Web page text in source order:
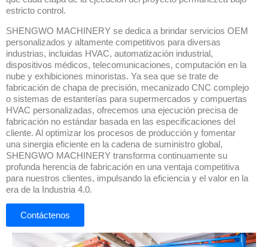
estricto control.
SHENGWO MACHINERY se dedica a brindar servicios OEM
personalizados y altamente competitivos para diversas
industrias, incluidas HVAC, automatización industrial,
dispositivos médicos, telecomunicaciones, computación en la
nube y exhibiciones minoristas. Ya sea que se trate de
fabricación de chapa de precisión, mecanizado CNC complejo
o sistemas de estanterías para supermercados y compuertas
HVAC personalizadas, ofrecemos una ejecución precisa de
fabricación no estándar basada en las especificaciones del
cliente. Al optimizar los procesos de producción y fomentar
una sinergia eficiente en la cadena de suministro global,
SHENGWO MACHINERY transforma continuamente su
profunda herencia de fabricación en una ventaja competitiva
para nuestros clientes, impulsando la eficiencia y el valor en la
era de la Industria 4.0.
Contáctenos